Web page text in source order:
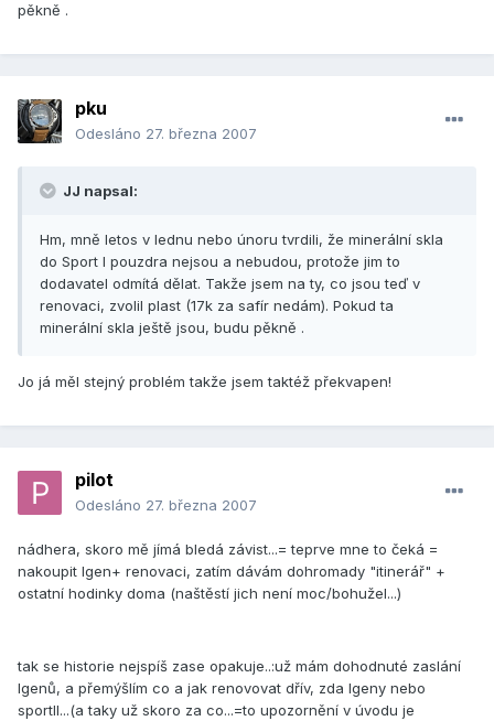
pěkně .
pku
Odesláno 27. března 2007
JJ napsal:
Hm, mně letos v lednu nebo únoru tvrdili, že minerální skla
do Sport I pouzdra nejsou a nebudou, protože jim to
dodavatel odmítá dělat. Takže jsem na ty, co jsou teď v
renovaci, zvolil plast (17k za safír nedám). Pokud ta
minerální skla ještě jsou, budu pěkně .
Jo já měl stejný problém takže jsem taktéž překvapen!
pilot
Odesláno 27. března 2007
nádhera, skoro mě jímá bledá závist...= teprve mne to čeká =
nakoupit Igen+ renovaci, zatím dávám dohromady "itinerář" +
ostatní hodinky doma (naštěstí jich není moc/bohužel...)
tak se historie nejspíš zase opakuje..:už mám dohodnuté zaslání
Igenů, a přemýšlím co a jak renovovat dřív, zda Igeny nebo
sportII...(a taky už skoro za co...=to upozornění v úvodu je